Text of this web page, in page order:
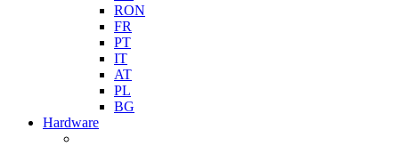
RON
FR
PT
IT
AT
PL
BG
Hardware